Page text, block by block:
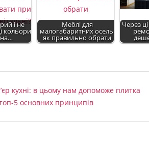
і не
кольори
Меблі для
малогабаритних осель:
як правильно обрати
Через
кухні: в цьому нам допоможе плитка
5 основних принципів